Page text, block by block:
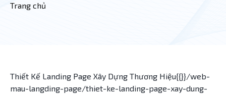
Bạn đang ở đây
Trang chủ
Thiết Kế Landing Page Xây Dựng Thương Hiệu{{}}/web-
mau-langding-page/thiet-ke-landing-page-xay-dung-